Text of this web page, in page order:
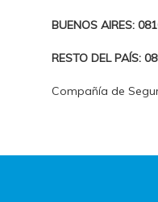
BUENOS AIRES:
RESTO DEL PAÍS:
Compañía de